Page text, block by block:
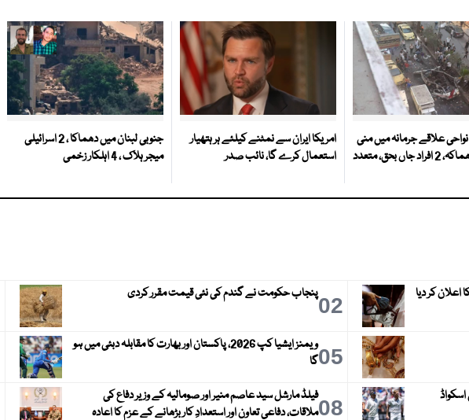
علاقے جرمانہ میں منی
بس میں دھماکہ، 2 افراد جاں بحق، متعدد
امریکا ایران سے نمٹنے کیلئے ہر ہتھیار
استعمال کرے گا، نائب صدر
جنوبی لبنان میں دھماکا ، 2 اسرائیلی
میجر ہلاک ، 4 اہلکار زخمی
کر دیا 02پنجاب حکومت نے گندم کی نئی قیمت مقرر کردی
05
ویمنز ایشیا کپ 2026، پاکستان اور بھارت کا مقابلہ دبئی میں ہو
گا
، انگلینڈ کا 16 رکنی اسکواڈ
08فیلڈ مارشل سید عاصم منیر اور صومالیہ کے وزیر دفاع کی
ملاقات، دفاعی تعاون اور استعدادِ کار بڑھانے کے عزم کا اعادہ